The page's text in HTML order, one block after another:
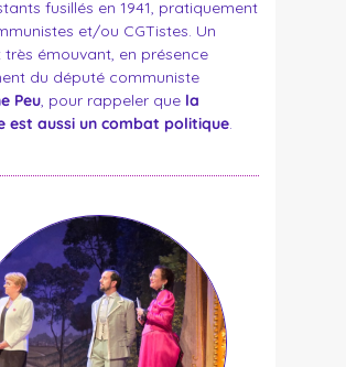
fusillés en 1941, pratiquement
et/ou CGTistes. Un
émouvant, en présence
du député communiste
Peu, pour rappeler que la
est aussi un combat politique.